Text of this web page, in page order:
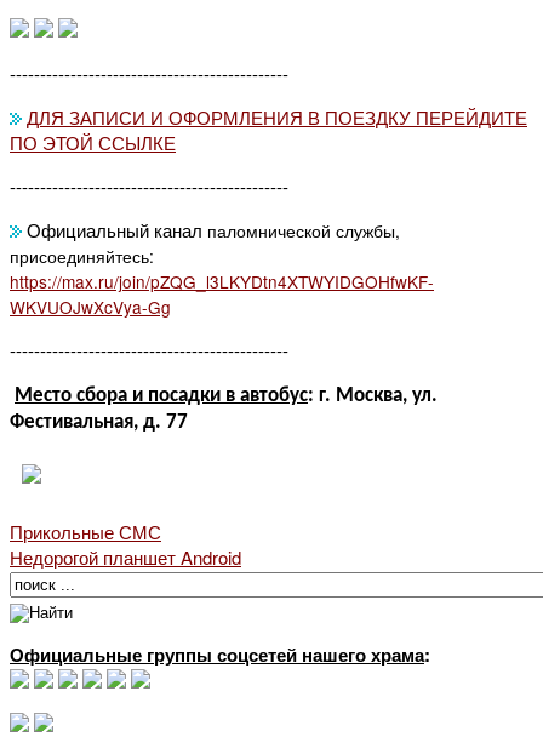
----------------------------------------------
ДЛЯ ЗАПИСИ И ОФОРМЛЕНИЯ В ПОЕЗДКУ ПЕРЕЙДИТЕ
ПО ЭТОЙ ССЫЛКЕ
----------------------------------------------
Официальный канал паломнической службы,
присоединяйтесь:
https://max.ru/join/pZQG_l3LKYDtn4XTWYIDGOHfwKF-
WKVUOJwXcVya-Gg
----------------------------------------------
Место сбора и посадки в автобус: г. Москва, ул.
Фестивальная, д. 77
Прикольные СМС
Недорогой планшет Android
Официальные группы соцсетей нашего храма: